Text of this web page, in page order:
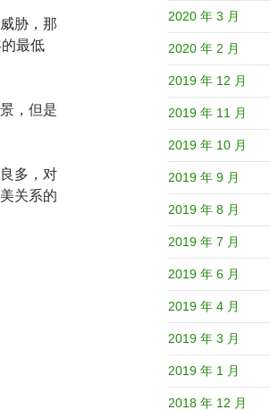
胁，那
最低
，但是
多，对
关系的
2020 年 3 月
2020 年 2 月
2019 年 12 月
2019 年 11 月
2019 年 10 月
2019 年 9 月
2019 年 8 月
2019 年 7 月
2019 年 6 月
2019 年 4 月
2019 年 3 月
2019 年 1 月
2018 年 12 月